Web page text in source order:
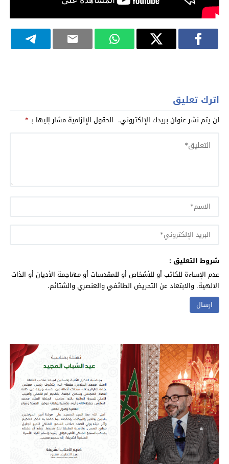
اترك تعليق
لن يتم نشر عنوان بريدك الإلكتروني. الحقول الإلزامية مشار إليها بـ*
شروط التعليق :
عدم الإساءة للكاتب أو للأشخاص أو للمقدسات أو مهاجمة الأديان أو الذات
الالهية. والابتعاد عن التحريض الطائفي والعنصري والشتائم.